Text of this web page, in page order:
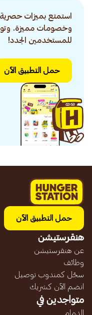
استمتع بميزات
وخصومات مميزة.
للمستخدمين الجدد!
حمل التطبيق الآن
حمل التطبيق الآن
هنقرستيشن
عن هنقرستيشن
وظائف
سجّل كمندوب توصيل
انضم الآن كشريك
متواجدين في
الدمام